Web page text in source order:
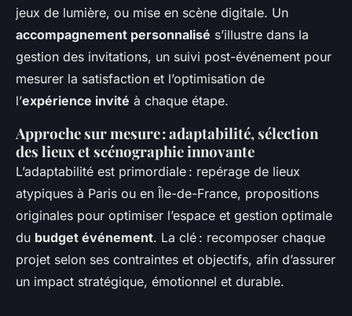
jeux de lumière, ou mise en scène digitale. Un
accompagnement personnalisé s’illustre dans la
gestion des invitations, un suivi post-événement pour
mesurer la satisfaction et l’optimisation de
l’expérience invité à chaque étape.
Approche sur mesure : adaptabilité, sélection
des lieux et scénographie innovante
L’adaptabilité est primordiale : repérage de lieux
atypiques à Paris ou en Île-de-France, propositions
originales pour optimiser l’espace et gestion optimale
du budget événement. La clé : recomposer chaque
projet selon ses contraintes et objectifs, afin d’assurer
un impact stratégique, émotionnel et durable.